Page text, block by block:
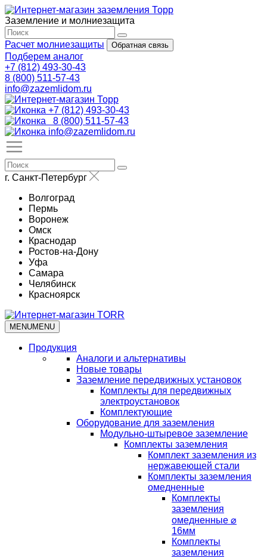
Заземление и молниезащита
Расчет молниезащиты Обратная связь
Подберем аналог
+7 (812) 493-30-43
8 (800) 511-57-43
info@zazemlidom.ru
+7 (812) 493-30-43
8 (800) 511-57-43
info@zazemlidom.ru
г. Санкт-Петербург
Волгоград
Пермь
Воронеж
Омск
Краснодар
Ростов-на-Дону
Уфа
Самара
Челябинск
Красноярск
MENUMENU
Продукция
Аналоги и альтернативы
Новые товары
Заземление передвижных установок
Комплекты для передвижных
электроустановок
Комплектующие
Оборудование для заземления
Модульно-штыревое заземление
Комплекты заземления
Комплект заземления из
нержавеющей стали
Комплекты заземления
омедненные
Комплекты
заземления
омедненные ⌀
16мм
Комплекты
заземления